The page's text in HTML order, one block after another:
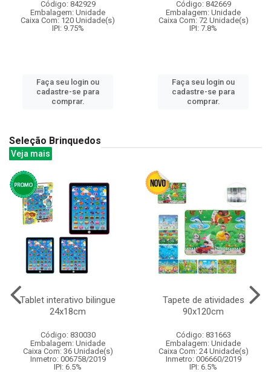
Código: 842929
Embalagem: Unidade
Caixa Com: 120 Unidade(s)
IPI: 9.75%
Faça seu login ou
cadastre-se para
comprar.
Código: 842669
Embalagem: Unidade
Caixa Com: 72 Unidade(s)
IPI: 7.8%
Faça seu login ou
cadastre-se para
comprar.
Seleção Brinquedos
Veja mais
Tablet interativo bilingue
24x18cm
Código: 830030
Embalagem: Unidade
Caixa Com: 36 Unidade(s)
Inmetro: 006758/2019
IPI: 6.5%
Tapete de atividades
90x120cm
Código: 831663
Embalagem: Unidade
Caixa Com: 24 Unidade(s)
Inmetro: 006660/2019
IPI: 6.5%